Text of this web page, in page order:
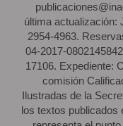
última actualización:
2954-4963.
04-2017-
17106. Expediente:
comisión
Ilustradas de la
los textos publicados